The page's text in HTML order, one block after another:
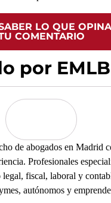
LO QUE
COMENTARIO
por EMLB
de abogados en Madrid
Profesionales
legal, fiscal, laboral y
autónomos y